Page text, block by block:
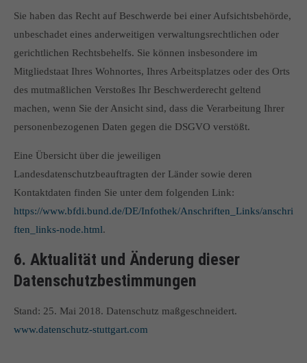
Sie haben das Recht auf Beschwerde bei einer Aufsichtsbehörde,
unbeschadet eines anderweitigen verwaltungsrechtlichen oder
gerichtlichen Rechtsbehelfs. Sie können insbesondere im
Mitgliedstaat Ihres Wohnortes, Ihres Arbeitsplatzes oder des Orts
des mutmaßlichen Verstoßes Ihr Beschwerderecht geltend
machen, wenn Sie der Ansicht sind, dass die Verarbeitung Ihrer
personenbezogenen Daten gegen die DSGVO verstößt.
Eine Übersicht über die jeweiligen
Landesdatenschutzbeauftragten der Länder sowie deren
Kontaktdaten finden Sie unter dem folgenden Link:
https://www.bfdi.bund.de/DE/Infothek/Anschriften_Links/anschri
ften_links-node.html.
6. Aktualität und Änderung dieser
Datenschutzbestimmungen
Stand: 25. Mai 2018. Datenschutz maßgeschneidert.
www.datenschutz-stuttgart.com